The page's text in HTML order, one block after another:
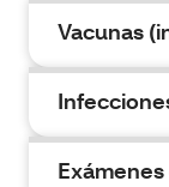
Vacunas